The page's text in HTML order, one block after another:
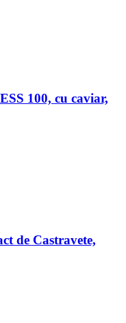
100, cu caviar,
de Castravete,